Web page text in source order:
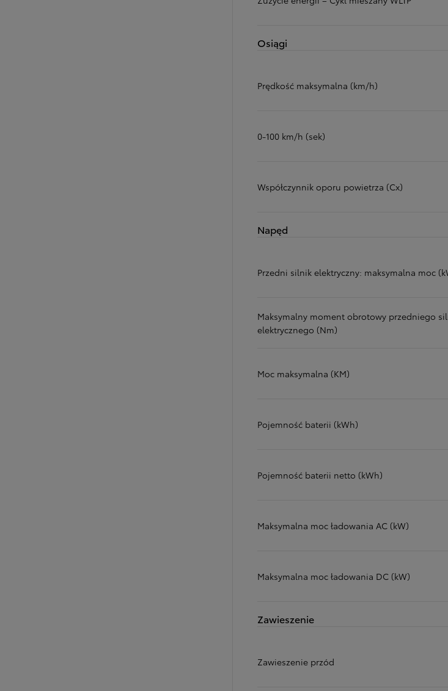
Osiągi
Prędkość maksymalna (km/h)
0-100 km/h (sek)
Współczynnik oporu powietrza (Cx)
Napęd
Przedni silnik elektryczny: maksymalna moc
Maksymalny moment obrotowy przedniego
elektrycznego (Nm)
Moc maksymalna (KM)
Pojemność baterii (kWh)
Pojemność baterii netto (kWh)
Maksymalna moc ładowania AC (kW)
Maksymalna moc ładowania DC (kW)
Zawieszenie
Zawieszenie przód